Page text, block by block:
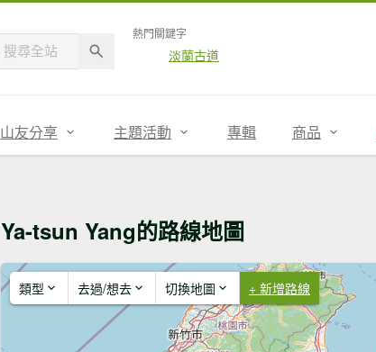
熱門關鍵字
淡蘭古道
山友分享 主題活動 專輯 商品
Ya-tsun Yang的路線地圖
類型 去過/想去 切換地圖 + 新增路線
3